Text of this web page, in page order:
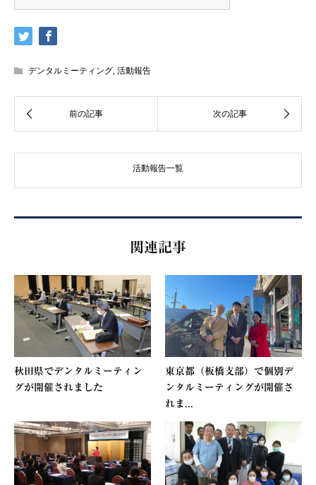
デンタルミーティング, 活動報告
活動報告一覧
関連記事
秋田県でデンタルミーティン
グが開催されました
東京都（板橋支部）で個別デ
ンタルミーティングが開催さ
れま...